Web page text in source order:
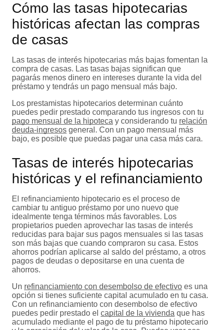
Cómo las tasas hipotecarias
históricas afectan las compras
de casas
Las tasas de interés hipotecarias más bajas fomentan la
compra de casas. Las tasas bajas significan que
pagarás menos dinero en intereses durante la vida del
préstamo y tendrás un pago mensual más bajo.
Los prestamistas hipotecarios determinan cuánto
puedes pedir prestado comparando tus ingresos con tu
pago mensual de la hipoteca y considerando tu relación
deuda-ingresos general. Con un pago mensual más
bajo, es posible que puedas pagar una casa más cara.
Tasas de interés hipotecarias
históricas y el refinanciamiento
El refinanciamiento hipotecario es el proceso de
cambiar tu antiguo préstamo por uno nuevo que
idealmente tenga términos más favorables. Los
propietarios pueden aprovechar las tasas de interés
reducidas para bajar sus pagos mensuales si las tasas
son más bajas que cuando compraron su casa. Estos
ahorros podrían aplicarse al saldo del préstamo, a otros
pagos de deudas o depositarse en una cuenta de
ahorros.
Un refinanciamiento con desembolso de efectivo es una
opción si tienes suficiente capital acumulado en tu casa.
Con un refinanciamiento con desembolso de efectivo
puedes pedir prestado el capital de la vivienda que has
acumulado mediante el pago de tu préstamo hipotecario